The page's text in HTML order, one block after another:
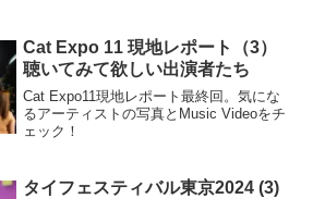
タイポップス探検家・山麓園太郎がお伝
えします。
Cat Expo 11 現地レポート（3）
聴いてみて欲しい出演者たち
Cat Expo11現地レポート最終回。気にな
るアーティストの写真とMusic Videoをチ
ェック！
タイフェスティバル東京2024 (3)